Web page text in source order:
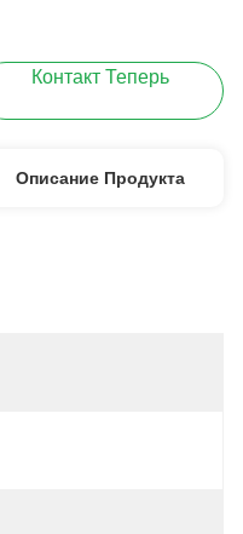
Контакт Теперь
Описание Продукта